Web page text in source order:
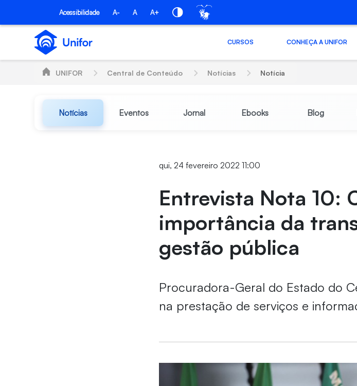
Pular para o Conteúdo principal
Acessibilidade A- A A+
CURSOS CONHEÇA A UNIFOR
UNIFOR Central de Conteúdo Notícias Notícia
Notícias Eventos Jornal Ebooks Blog
qui, 24 fevereiro 2022 11:00
Entrevista Nota 10:
importância da
gestão pública
Procuradora-Geral do Estado do
na prestação de serviços e